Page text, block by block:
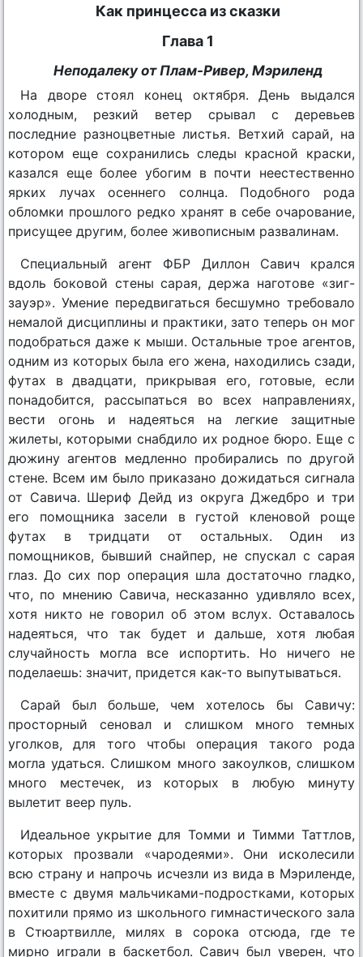
Как принцесса из сказки
Глава 1
Неподалеку от Плам-Ривер, Мэриленд
На дворе стоял конец октября. День выдался
холодным, резкий ветер срывал с деревьев
последние разноцветные листья. Ветхий сарай, на
котором еще сохранились следы красной краски,
казался еще более убогим в почти неестественно
ярких лучах осеннего солнца. Подобного рода
обломки прошлого редко хранят в себе очарование,
присущее другим, более живописным развалинам.
Специальный агент ФБР Диллон Савич крался
вдоль боковой стены сарая, держа наготове «зиг-
зауэр». Умение передвигаться бесшумно требовало
немалой дисциплины и практики, зато теперь он мог
подобраться даже к мыши. Остальные трое агентов,
одним из которых была его жена, находились сзади,
футах в двадцати, прикрывая его, готовые, если
понадобится, рассыпаться во всех направлениях,
вести огонь и надеяться на легкие защитные
жилеты, которыми снабдило их родное бюро. Еще с
дюжину агентов медленно пробирались по другой
стене. Всем им было приказано дожидаться сигнала
от Савича. Шериф Дейд из округа Джедбро и три
его помощника засели в густой кленовой роще
футах в тридцати от остальных. Один из
помощников, бывший снайпер, не спускал с сарая
глаз. До сих пор операция шла достаточно гладко,
что, по мнению Савича, несказанно удивляло всех,
хотя никто не говорил об этом вслух. Оставалось
надеяться, что так будет и дальше, хотя любая
случайность могла все испортить. Но ничего не
поделаешь: значит, придется как-то выпутываться.
Сарай был больше, чем хотелось бы Савичу:
просторный сеновал и слишком много темных
уголков, для того чтобы операция такого рода
могла удаться. Слишком много закоулков, слишком
много местечек, из которых в любую минуту
вылетит веер пуль.
Идеальное укрытие для Томми и Тимми Таттлов,
которых прозвали «чародеями». Они исколесили
всю страну и напрочь исчезли из вида в Мэриленде,
вместе с двумя мальчиками-подростками, которых
похитили прямо из школьного гимнастического зала
в Стюартвилле, милях в сорока отсюда, где те
мирно играли в баскетбол. Савич был уверен, что